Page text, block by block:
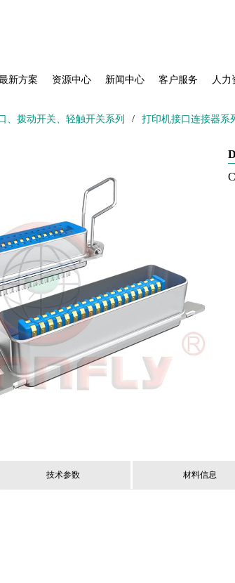
新方案 资源中心 新闻中心 客户服务 人力
、拨动开关、轻触开关系列 / 打印机接口连接器系
技术参数 材料信息